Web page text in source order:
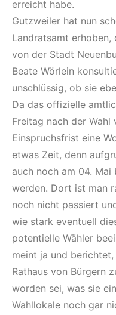
erreicht habe.
Gutzweiler hat nun
Landratsamt erhoben,
von der Stadt
Beate Wörlein
unschlüssig, ob sie
Da das offizielle
Freitag nach der
Einspruchsfrist eine
etwas Zeit, denn
auch noch am 04.
werden. Dort ist man
noch nicht passiert
wie stark eventuell
potentielle Wähler
meint ja und
Rathaus von Bürgern
worden sei, was sie
Wahllokale noch gar